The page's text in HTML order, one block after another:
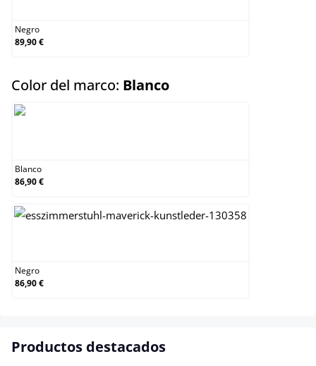
Negro
89,90 €
Color del marco: Blancoselect
Blanco
86,90 €
Negro
86,90 €
Productos destacados